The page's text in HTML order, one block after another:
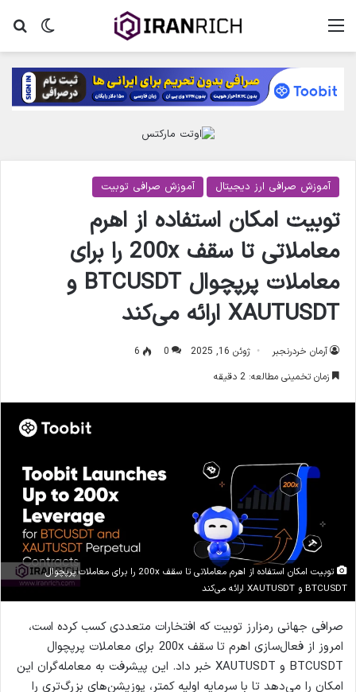
تغییر منو
آموزش صرافی ارز دیجیتال آموزش صرافی توبیت
توبیت امکان استفاده از اهرم
معاملاتی تا سقف 200x را برای
معاملات پرپچوال BTCUSDT و
XAUTUSDT ارائه می‌کند
آرمان خردرنجبر ژوئن 16, 2025 0
6
زمان تخمینی مطالعه: 2 دقیقه
توبیت امکان استفاده از اهرم معاملاتی تا سقف 200x را برای معاملات پرپچوال
BTCUSDT و XAUTUSDT ارائه می‌کند
صرافی جهانی رمزارز توبیت که افتخارات متعددی کسب کرده است،
امروز از فعال‌سازی اهرم تا سقف 200x برای معاملات پرپچوال
BTCUSDT و XAUTUSDT خبر داد. این پیشرفت به معامله‌گران این
امکان را می‌دهد تا با سرمایه اولیه کمتر، پوزیشن‌های بزرگ‌تری را